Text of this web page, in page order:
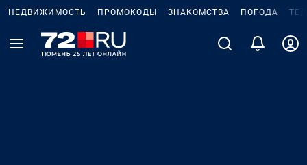
НЕДВИЖИМОСТЬ ПРОМОКОДЫ ЗНАКОМСТВА ПОГОДА